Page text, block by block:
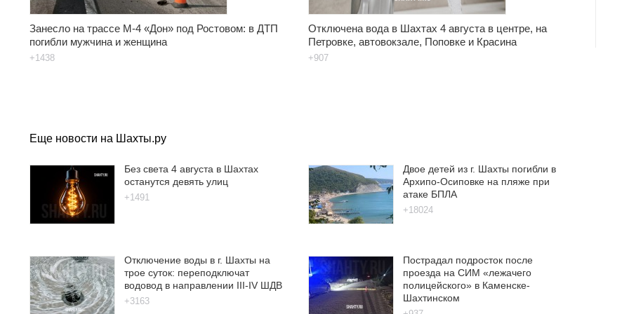
Занесло на трассе М-4 «Дон» под Ростовом: в ДТП
погибли мужчина и женщина
+1438
Отключена вода в Шахтах 4 августа в центре, на
Петровке, автовокзале, Поповке и Красина
+907
Еще новости на Шахты.ру
Без света 4 августа в Шахтах
останутся девять улиц
+1491
Двое детей из г. Шахты погибли в
Архипо-Осиповке на пляже при
атаке БПЛА
+18024
Отключение воды в г. Шахты на
трое суток: переподключат
водовод в направлении III-IV ШДВ
+3163
Пострадал подросток после
проезда на СИМ «лежачего
полицейского» в Каменске-
Шахтинском